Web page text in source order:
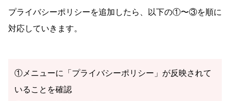
プライバシーポリシーを追加したら、以下の①〜③を順に
対応していきます。
①メニューに「プライバシーポリシー」が反映されて
いることを確認